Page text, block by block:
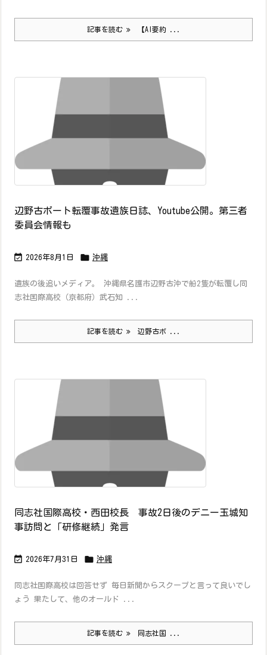
記事を読む 【AI要約 ...
辺野古ボート転覆事故遺族日誌、Youtube公開。第三者
委員会情報も
 2026年8月1日  沖縄
遺族の後追いメディア。 沖縄県名護市辺野古沖で船2隻が転覆し同
志社国際高校（京都府）武石知 ...
記事を読む 辺野古ボ ...
同志社国際高校・西田校長 事故2日後のデニー玉城知
事訪問と「研修継続」発言
 2026年7月31日  沖縄
同志社国際高校は回答せず 毎日新聞からスクープと言って良いでし
ょう 果たして、他のオールド ...
記事を読む 同志社国 ...